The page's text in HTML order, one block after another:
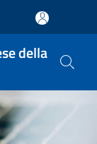
della